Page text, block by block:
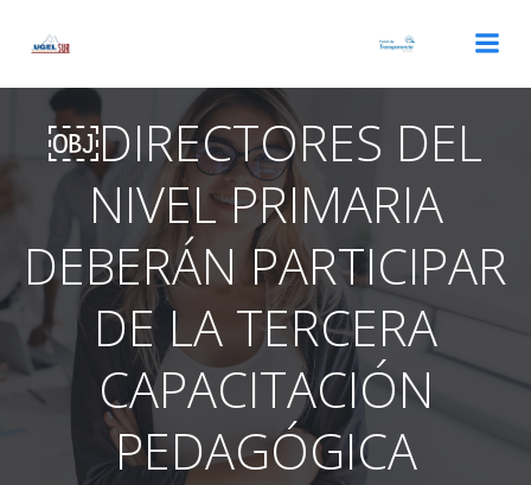
￼DIRECTORES DEL
NIVEL PRIMARIA
DEBERÁN PARTICIPAR
DE LA TERCERA
CAPACITACIÓN
PEDAGÓGICA